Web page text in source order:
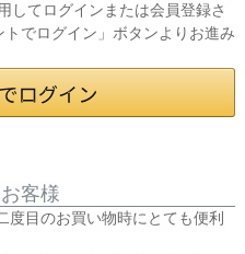
してログインまたは会員登録さ
でログイン」ボタンよりお進み
客様
目のお買い物時にとても便利